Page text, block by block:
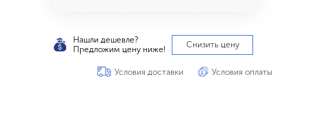
Нашли дешевле?
Предложим цену ниже!
Снизить цену
Условия доставки Условия оплаты